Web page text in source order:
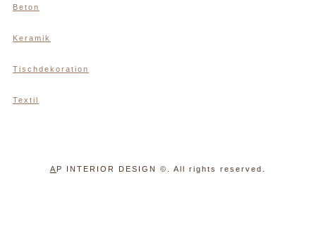
Beton
Keramik
Tischdekoration
Textil
A P INTERIOR DESIGN ©. All rights reserved.